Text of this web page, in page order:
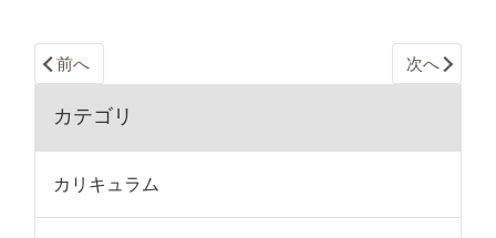
前へ 次へ
カテゴリ
カリキュラム